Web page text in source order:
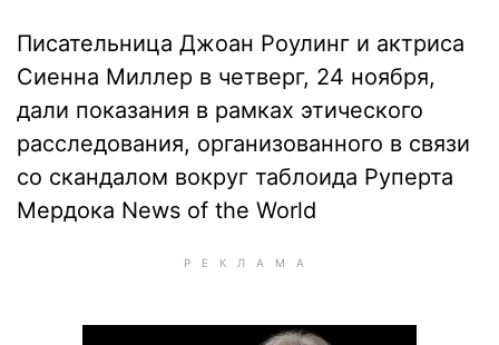
Писательница Джоан Роулинг и актриса
Сиенна Миллер в четверг, 24 ноября,
дали показания в рамках этического
расследования, организованного в связи
со скандалом вокруг таблоида Руперта
Мердока News of the World